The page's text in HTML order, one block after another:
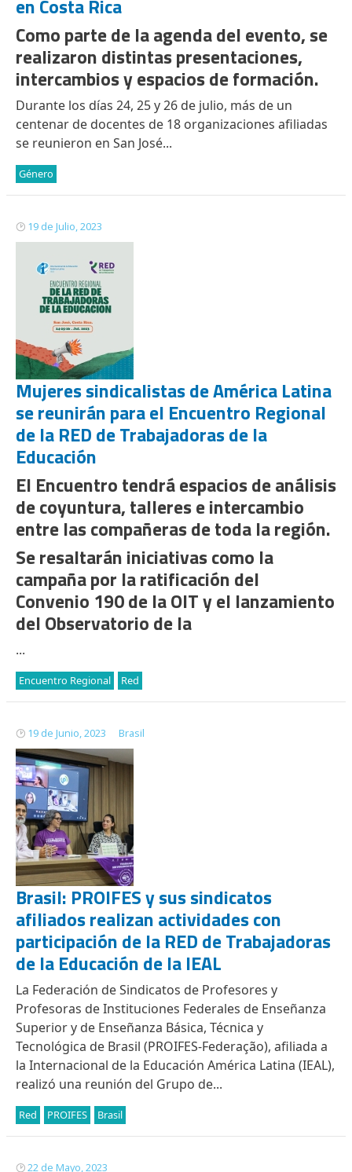
en Costa Rica
Como parte de la agenda del evento, se
realizaron distintas presentaciones,
intercambios y espacios de formación.
Durante los días 24, 25 y 26 de julio, más de un
centenar de docentes de 18 organizaciones afiliadas
se reunieron en San José...
Género
19 de Julio, 2023
Mujeres sindicalistas de América Latina
se reunirán para el Encuentro Regional
de la RED de Trabajadoras de la
Educación
El Encuentro tendrá espacios de análisis
de coyuntura, talleres e intercambio
entre las compañeras de toda la región.
Se resaltarán iniciativas como la
campaña por la ratificación del
Convenio 190 de la OIT y el lanzamiento
del Observatorio de la
...
Encuentro Regional Red
19 de Junio, 2023 Brasil
Brasil: PROIFES y sus sindicatos
afiliados realizan actividades con
participación de la RED de Trabajadoras
de la Educación de la IEAL
La Federación de Sindicatos de Profesores y
Profesoras de Instituciones Federales de Enseñanza
Superior y de Enseñanza Básica, Técnica y
Tecnológica de Brasil (PROIFES-Federação), afiliada a
la Internacional de la Educación América Latina (IEAL),
realizó una reunión del Grupo de...
Red PROIFES Brasil
22 de Mayo, 2023